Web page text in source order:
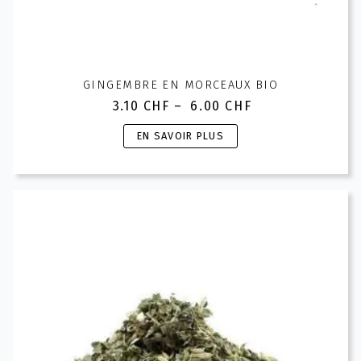
GINGEMBRE EN MORCEAUX BIO
3.10 CHF – 6.00 CHF
Plage
de
prix :
à
EN SAVOIR PLUS
Ce
produit
choisies
sur
la
page